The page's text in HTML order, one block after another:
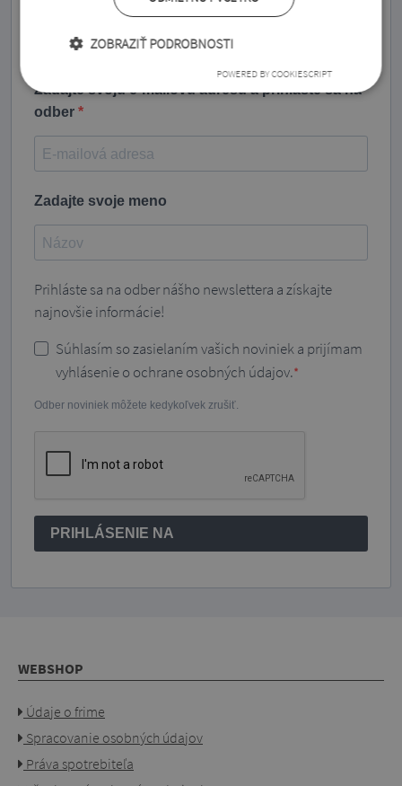
získajte aktuálne informácie.
Zadajte svoju e-mailovú adresu a prihláste sa na
odber
Zadajte svoje meno
Prihláste sa na odber nášho newslettera a získajte
najnovšie informácie!
Súhlasím so zasielaním vašich noviniek a prijímam
vyhlásenie o ochrane osobných údajov.
Odber noviniek môžete kedykoľvek zrušiť.
PRIHLÁSENIE NA
WEBSHOP
Údaje o frime
Spracovanie osobných údajov
Práva spotrebiteľa
ZOBRAZIŤ PODROBNOSTI
POWERED BY COOKIESCRIPT